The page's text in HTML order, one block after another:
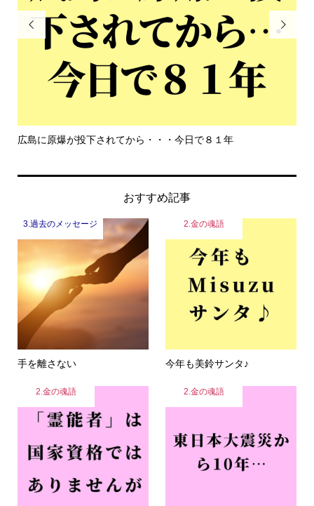

今日で８１年 もっと危機感を持って生きて欲しい

おすすめ記事
3.過去のメッセージ
手を離さない
2.金の魂語
今年も美鈴サンタ♪
2.金の魂語 2.金の魂語